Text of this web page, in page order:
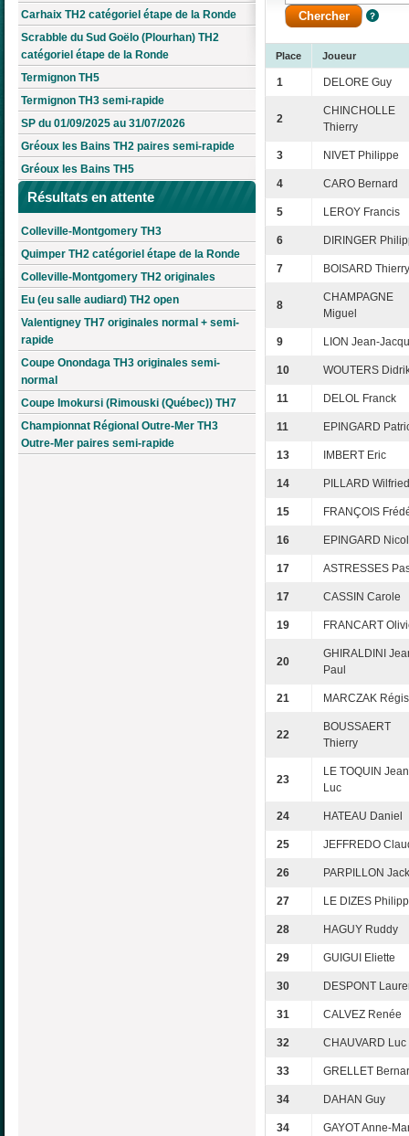
Carhaix TH2 catégoriel étape de la Ronde
Scrabble du Sud Goëlo (Plourhan) TH2
catégoriel étape de la Ronde
Termignon TH5
Termignon TH3 semi-rapide
SP du 01/09/2025 au 31/07/2026
Gréoux les Bains TH2 paires semi-rapide
Gréoux les Bains TH5
Résultats en attente
Colleville-Montgomery TH3
Quimper TH2 catégoriel étape de la Ronde
Colleville-Montgomery TH2 originales
Eu (eu salle audiard) TH2 open
Valentigney TH7 originales normal + semi-
rapide
Coupe Onondaga TH3 originales semi-
normal
Coupe Imokursi (Rimouski (Québec)) TH7
Championnat Régional Outre-Mer TH3
Outre-Mer paires semi-rapide
Place Joueur
1 DELORE Guy
2
CHINCHOLLE
Thierry
3 NIVET Philippe
4 CARO Bernard
5 LEROY Francis
6 DIRINGER
7 BOISARD Thierry
8
CHAMPAGNE
Miguel
9 LION Jean-
10 WOUTERS
11 DELOL Franck
11 EPINGARD
13 IMBERT Eric
14 PILLARD Wilfried
15 FRANÇOIS
16 EPINGARD
17 ASTRESSES
17 CASSIN Carole
19 FRANCART
20
GHIRALDINI
Paul
21 MARCZAK Régis
22
BOUSSAERT
Thierry
23
LE TOQUIN
Luc
24 HATEAU Daniel
25 JEFFREDO
26 PARPILLON
27 LE DIZES
28 HAGUY Ruddy
29 GUIGUI Eliette
30 DESPONT
31 CALVEZ Renée
32 CHAUVARD Luc
33 GRELLET
34 DAHAN Guy
34 GAYOT Anne-